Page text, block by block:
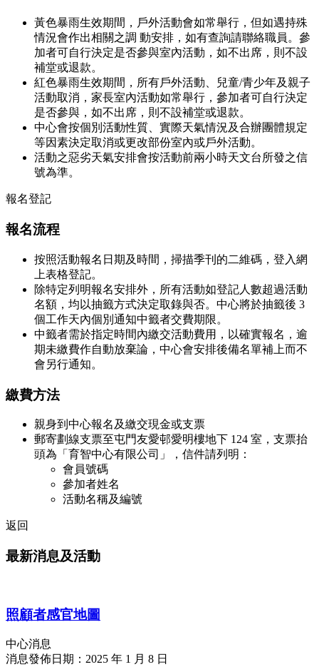
黃色暴雨生效期間，戶外活動會如常舉行，但如遇持殊
情況會作出相關之調 動安排，如有查詢請聯絡職員。參
加者可自行決定是否參與室內活動，如不出席，則不設
補堂或退款。
紅色暴雨生效期間，所有戶外活動、兒童/青少年及親子
活動取消，家長室內活動如常舉行，參加者可自行決定
是否參與，如不出席，則不設補堂或退款。
中心會按個別活動性質、實際天氣情況及合辦團體規定
等因素決定取消或更改部份室內或戶外活動。
活動之惡劣天氣安排會按活動前兩小時天文台所發之信
號為準。
報名登記
報名流程
按照活動報名日期及時間，掃描季刊的二維碼，登入網
上表格登記。
除特定列明報名安排外，所有活動如登記人數超過活動
名額，均以抽籤方式決定取錄與否。中心將於抽籤後 3
個工作天內個別通知中籤者交費期限。
中籤者需於指定時間內繳交活動費用，以確實報名，逾
期未繳費作自動放棄論，中心會安排後備名單補上而不
會另行通知。
繳費方法
親身到中心報名及繳交現金或支票
郵寄劃線支票至屯門友愛邨愛明樓地下 124 室，支票抬
頭為「育智中心有限公司」，信件請列明：
會員號碼
參加者姓名
活動名稱及編號
返回
最新消息及活動
照顧者感官地圖
中心消息
消息發佈日期：2025 年 1 月 8 日